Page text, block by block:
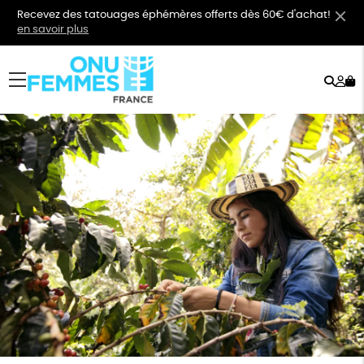
Recevez des tatouages éphémères offerts dès 60€ d'achat!
en savoir plus
menu